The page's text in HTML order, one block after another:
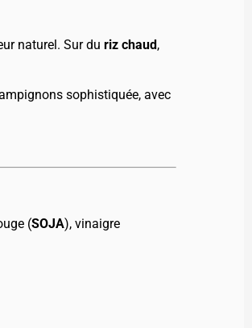
naturel. Sur du riz chaud,
sophistiquée, avec
(SOJA), vinaigre